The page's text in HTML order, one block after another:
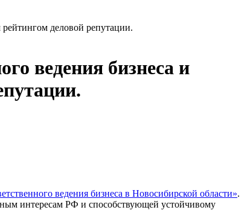
деловой репутации.
ведения бизнеса и
ведения бизнеса в Новосибирской области».
интересам РФ и способствующей устойчивому